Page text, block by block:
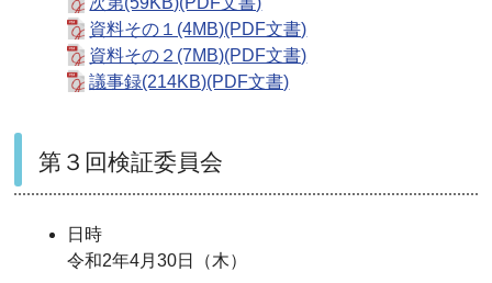
資料その１(4MB)(PDF文書)
資料その２(7MB)(PDF文書)
議事録(214KB)(PDF文書)
第３回検証委員会
日時
令和2年4月30日（木）